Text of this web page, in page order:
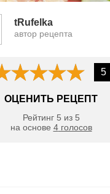
tRufelka
автор рецепта
5
ОЦЕНИТЬ РЕЦЕПТ
Рейтинг 5 из 5
на основе 4голосов